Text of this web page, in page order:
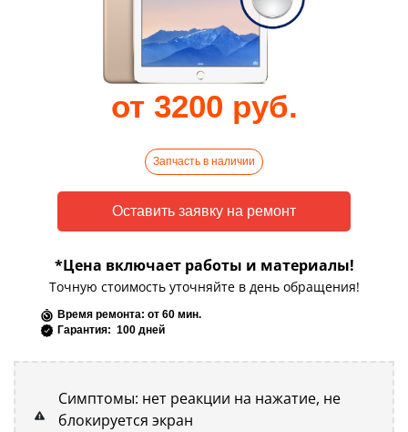
от 3200 руб.
Запчасть в наличии
*Цена включает работы и материалы!
Точную стоимость уточняйте в день обращения!
Время ремонта: от 60 мин.
Гарантия: 100 дней
Симптомы: нет реакции на нажатие, не
блокируется экран